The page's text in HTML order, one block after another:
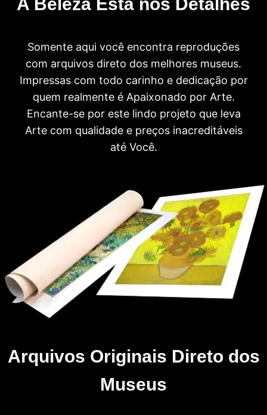
A Beleza Está nos Detalhes
Somente aqui você encontra reproduções
com arquivos direto dos melhores museus.
Impressas com todo carinho e dedicação por
quem realmente é Apaixonado por Arte.
Encante-se por este lindo projeto que leva
Arte com qualidade e preços inacreditáveis
até Você.
Arquivos Originais Direto dos
Museus